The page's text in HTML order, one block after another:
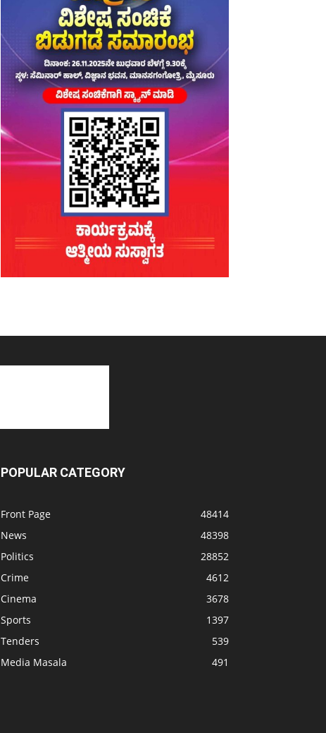
POPULAR CATEGORY
Front Page
48414
News
48398
Politics
28852
Crime
4612
Cinema
3678
Sports
1397
Tenders
539
Media Masala
491